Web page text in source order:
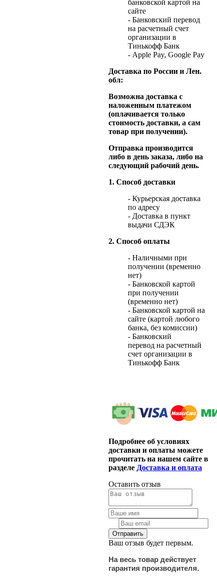
банковской картой на
сайте
- Банковский перевод
на расчетный счет
организации в
Тинькофф Банк
- Apple Pay, Google Pay
Доставка по России и Лен.
обл:
Возможна доставка с
наложенным платежом
(оплачивается только
стоимость доставки, а сам
товар при получении).
Отправка производится
либо в день заказа, либо на
следующий рабочий день.
1. Способ доставки
- Курьерская доставка
по адресу
- Доставка в пункт
выдачи СДЭК
2. Способ оплаты
- Наличными при
получении (временно
нет)
- Банковской картой
при получении
(временно нет)
- Банковской картой на
сайте (картой любого
банка, без комиссии)
- Банковский
перевод на расчетный
счет организации в
Тинькофф Банк
Подробнее об условиях
доставки и оплаты можете
прочитать на нашем сайте в
разделе Доставка и оплата
Оставить отзыв
Ваш отзыв будет первым.
На весь товар действует
гарантия производителя.